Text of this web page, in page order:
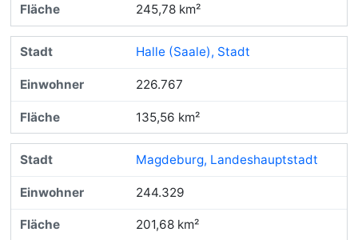
245,78 km²
Halle (Saale), Stadt
226.767
135,56 km²
Magdeburg, Landeshauptstadt
244.329
201,68 km²